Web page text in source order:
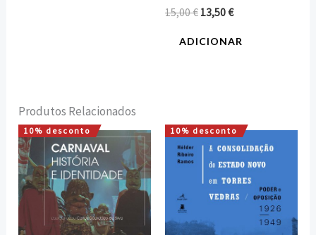
15,00€ 13,50€
ADICIONAR
Produtos Relacionados
10% desconto
O
preço
original
era:
18,00 €.
O
preço
atual
é:
16,20 €.
10% desconto
O
preço
original
era:
O
preço
atual
é:
13,50 €.